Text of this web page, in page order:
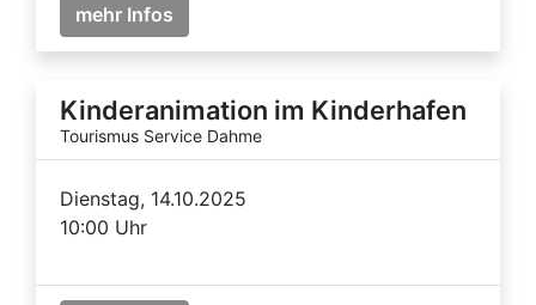
mehr Infos
Kinderanimation im Kinderhafen
Tourismus Service Dahme
Dienstag, 14.10.2025
10:00 Uhr